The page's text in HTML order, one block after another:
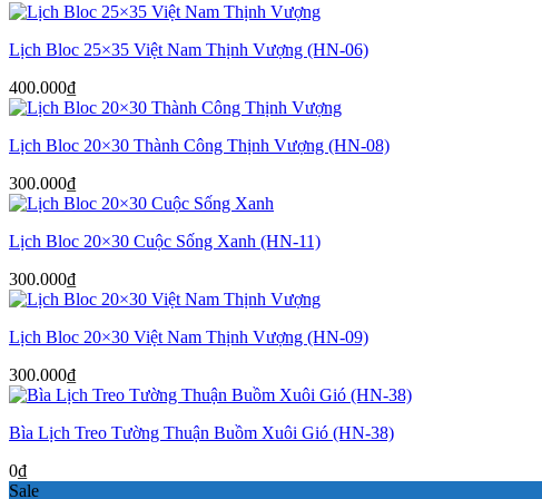
Lịch Bloc 25×35 Việt Nam Thịnh Vượng (HN-06)
400.000₫
Lịch Bloc 20×30 Thành Công Thịnh Vượng (HN-08)
300.000₫
Lịch Bloc 20×30 Cuộc Sống Xanh (HN-11)
300.000₫
Lịch Bloc 20×30 Việt Nam Thịnh Vượng (HN-09)
300.000₫
Bìa Lịch Treo Tường Thuận Buồm Xuôi Gió (HN-38)
0₫
Sale